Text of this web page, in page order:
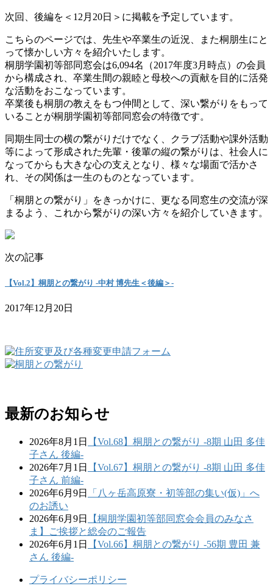
次回、後編を＜12月20日＞に掲載を予定しています。
こちらのページでは、先生や卒業生の近況、また桐朋生にと
って懐かしい方々を紹介いたします。
桐朋学園初等部同窓会は6,094名（2017年度3月時点）の会員
から構成され、卒業生間の親睦と母校への貢献を目的に活発
な活動をおこなっています。
卒業後も桐朋の教えをもつ仲間として、深い繋がりをもって
いることが桐朋学園初等部同窓会の特徴です。
同期生同士の横の繋がりだけでなく、クラブ活動や課外活動
等によって形成された先輩・後輩の縦の繋がりは、社会人に
なってからも大きな心の支えとなり、様々な場面で活かさ
れ、その関係は一生のものとなっています。
「桐朋との繋がり」をきっかけに、更なる同窓生の交流が深
まるよう、これから繋がりの深い方々を紹介していきます。
次の記事
【Vol.2】桐朋との繋がり -中村 博先生＜後編＞-
2017年12月20日
最新のお知らせ
2026年8月1日
【Vol.68】桐朋との繋がり -8期 山田 多佳
子さん 後編-
2026年7月1日
【Vol.67】桐朋との繋がり -8期 山田 多佳
子さん 前編-
2026年6月9日
「八ヶ岳高原寮・初等部の集い(仮)」へ
のお誘い
2026年6月9日
【桐朋学園初等部同窓会会員のみなさ
ま】ご挨拶と総会のご報告
2026年6月1日
【Vol.66】桐朋との繋がり -56期 豊田 兼
さん 後編-
プライバシーポリシー